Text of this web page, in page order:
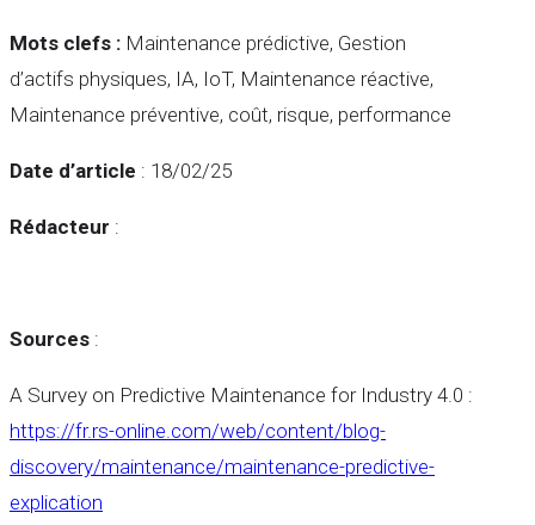
Mots clefs : Maintenance prédictive, Gestion
d’actifs physiques, IA, IoT, Maintenance réactive,
Maintenance préventive, coût, risque, performance
Date d’article : 18/02/25
Rédacteur :
Sources :
A Survey on Predictive Maintenance for Industry 4.0 :
https://fr.rs-online.com/web/content/blog-
discovery/maintenance/maintenance-predictive-
explication